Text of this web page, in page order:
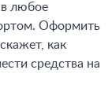
в любое
Оформить
как
средства на